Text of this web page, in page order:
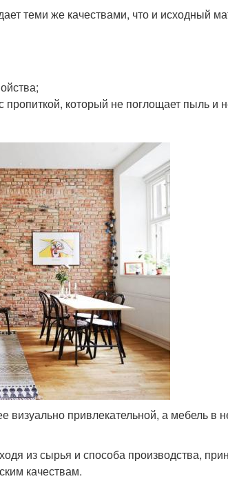
теми же качествами, что и исходный
пропиткой, который не поглощает пыль и
визуально привлекательной, а мебель в
из сырья и способа производства,
качествам.